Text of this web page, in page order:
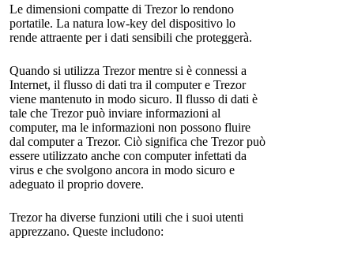
Le dimensioni compatte di Trezor lo rendono
portatile. La natura low-key del dispositivo lo
rende attraente per i dati sensibili che proteggerà.
Quando si utilizza Trezor mentre si è connessi a
Internet, il flusso di dati tra il computer e Trezor
viene mantenuto in modo sicuro. Il flusso di dati è
tale che Trezor può inviare informazioni al
computer, ma le informazioni non possono fluire
dal computer a Trezor. Ciò significa che Trezor può
essere utilizzato anche con computer infettati da
virus e che svolgono ancora in modo sicuro e
adeguato il proprio dovere.
Trezor ha diverse funzioni utili che i suoi utenti
apprezzano. Queste includono: